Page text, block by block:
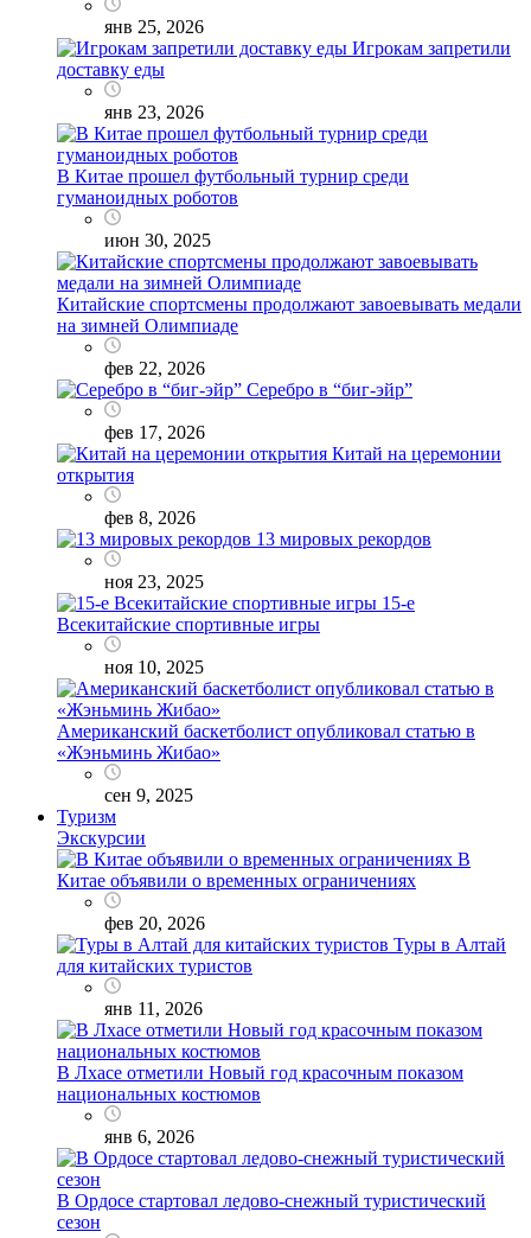
янв 25, 2026
Игрокам запретили
доставку еды
янв 23, 2026
В Китае прошел футбольный турнир среди
гуманоидных роботов
июн 30, 2025
Китайские спортсмены продолжают завоевывать медали
на зимней Олимпиаде
фев 22, 2026
Серебро в “биг-эйр”
фев 17, 2026
Китай на церемонии
открытия
фев 8, 2026
13 мировых рекордов
ноя 23, 2025
15-е
Всекитайские спортивные игры
ноя 10, 2025
Американский баскетболист опубликовал статью в
«Жэньминь Жибао»
сен 9, 2025
Туризм
Экскурсии
В
Китае объявили о временных ограничениях
фев 20, 2026
Туры в Алтай
для китайских туристов
янв 11, 2026
В Лхасе отметили Новый год красочным показом
национальных костюмов
янв 6, 2026
В Ордосе стартовал ледово-снежный туристический
сезон